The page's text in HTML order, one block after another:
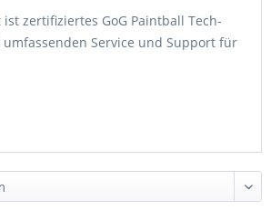
ist zertifiziertes GoG Paintball Tech-
Service und Support für